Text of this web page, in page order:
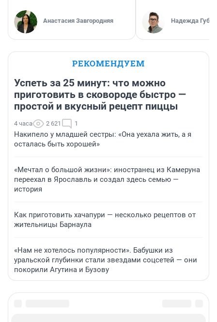
Анастасия Завгородняя Надежда
РЕКОМЕНДУЕМ
Успеть за 25 минут: что можно
приготовить в сковороде быстро —
простой и вкусный рецепт пиццы
4 часа 2 621 1
Накипело у младшей сестры: «Она уехала жить, а я
осталась быть хорошей»
«Мечтал о большой жизни»: иностранец из Камеруна
переехал в Ярославль и создал здесь семью —
история
Как приготовить хачапури — несколько рецептов от
жительницы Барнаула
«Нам не хотелось популярности». Бабушки из
уральской глубинки стали звездами соцсетей — они
покорили Агутина и Бузову